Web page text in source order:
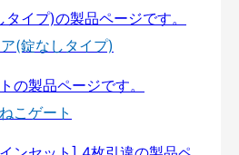
(錠なしタイプ)
ねこゲート